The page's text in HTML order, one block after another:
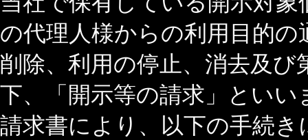
の代理人様からの利用目的
削除、利用の停止、消去及
下、「開示等の請求」とい
請求書により、以下の手続